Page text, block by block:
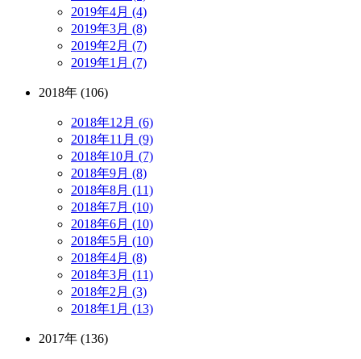
2019年4月 (4)
2019年3月 (8)
2019年2月 (7)
2019年1月 (7)
2018年 (106)
2018年12月 (6)
2018年11月 (9)
2018年10月 (7)
2018年9月 (8)
2018年8月 (11)
2018年7月 (10)
2018年6月 (10)
2018年5月 (10)
2018年4月 (8)
2018年3月 (11)
2018年2月 (3)
2018年1月 (13)
2017年 (136)